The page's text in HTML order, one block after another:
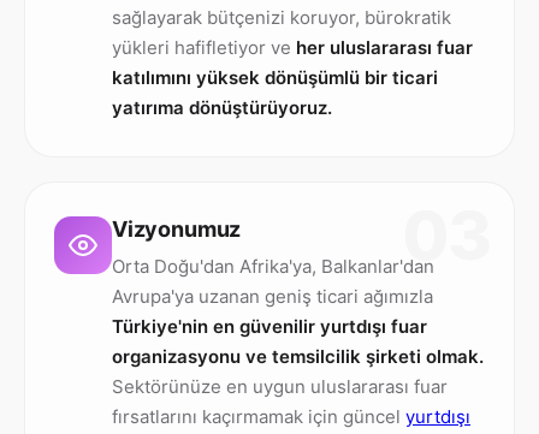
sağlayarak bütçenizi koruyor, bürokratik
yükleri hafifletiyor ve her uluslararası fuar
katılımını yüksek dönüşümlü bir ticari
yatırıma dönüştürüyoruz.
Vizyonumuz
Orta Doğu'dan Afrika'ya, Balkanlar'dan
Avrupa'ya uzanan geniş ticari ağımızla
Türkiye'nin en güvenilir yurtdışı fuar
organizasyonu ve temsilcilik şirketi olmak.
Sektörünüze en uygun uluslararası fuar
fırsatlarını kaçırmamak için güncel yurtdışı